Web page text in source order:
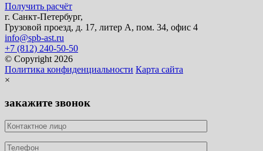
Получить расчёт
г. Санкт-Петербург,
Грузовой проезд, д. 17, литер А, пом. 34, офис 4
info@spb-ast.ru
+7 (812) 240-50-50
© Copyright 2026
Политика конфиденциальности Карта сайта
×
закажите звонок